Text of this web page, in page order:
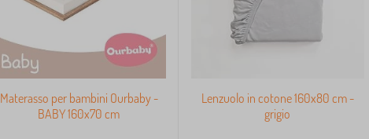
Materasso per bambini Ourbaby -
BABY 160x70 cm
Lenzuolo in cotone 160x80 cm -
grigio